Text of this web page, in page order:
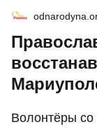
Волонтёры со